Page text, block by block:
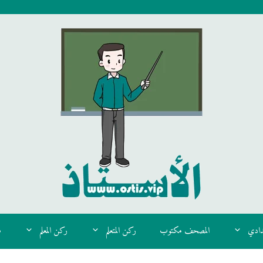
المصحف مكتوب ركن المتعلم ركن المعلم